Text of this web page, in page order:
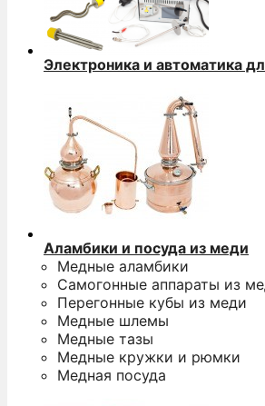
Электроника и автоматика
Аламбики и посуда из меди
Медные аламбики
Самогонные аппараты из
Перегонные кубы из меди
Медные шлемы
Медные тазы
Медные кружки и рюмки
Медная посуда